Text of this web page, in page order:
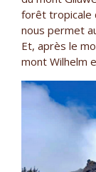
forêt tropicale
nous permet
Et, après le
mont Wilhelm